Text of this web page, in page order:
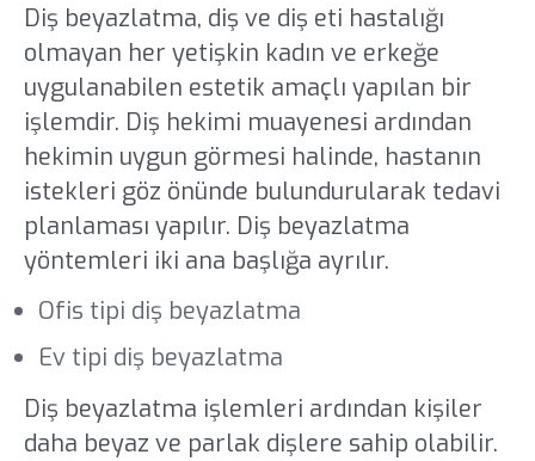
Diş beyazlatma, diş ve diş eti hastalığı
olmayan her yetişkin kadın ve erkeğe
uygulanabilen estetik amaçlı yapılan bir
işlemdir. Diş hekimi muayenesi ardından
hekimin uygun görmesi halinde, hastanın
istekleri göz önünde bulundurularak tedavi
planlaması yapılır. Diş beyazlatma
yöntemleri iki ana başlığa ayrılır.
Ofis tipi diş beyazlatma
Ev tipi diş beyazlatma
Diş beyazlatma işlemleri ardından kişiler
daha beyaz ve parlak dişlere sahip olabilir.